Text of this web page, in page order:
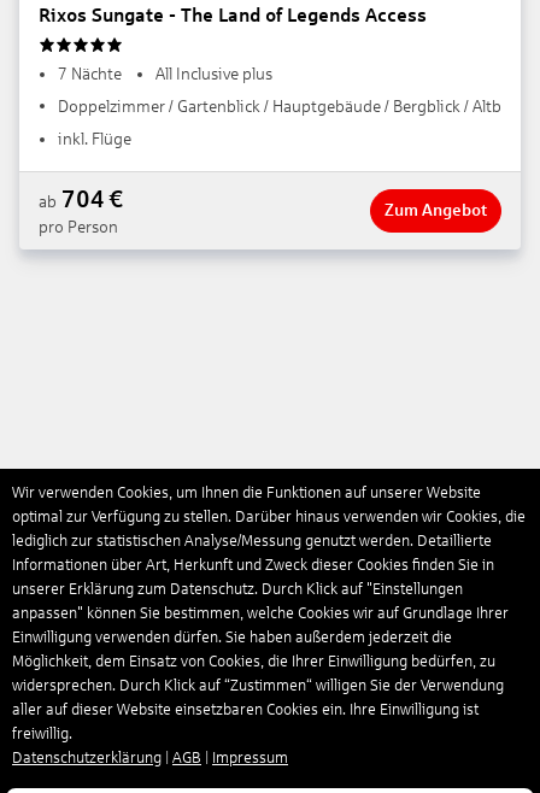
Rixos Sungate - The Land of Legends Access
7 Nächte
All Inclusive plus
Doppelzimmer / Gartenblick / Hauptgebäude / Bergblick / Altbau
inkl. Flüge
ab 704€
pro Person
Zum Angebot
Wir verwenden Cookies, um Ihnen die Funktionen auf unserer Website
optimal zur Verfügung zu stellen. Darüber hinaus verwenden wir Cookies, die
lediglich zur statistischen Analyse/Messung genutzt werden. Detaillierte
Informationen über Art, Herkunft und Zweck dieser Cookies finden Sie in
unserer Erklärung zum Datenschutz. Durch Klick auf "Einstellungen
anpassen" können Sie bestimmen, welche Cookies wir auf Grundlage Ihrer
Einwilligung verwenden dürfen. Sie haben außerdem jederzeit die
Möglichkeit, dem Einsatz von Cookies, die Ihrer Einwilligung bedürfen, zu
widersprechen. Durch Klick auf “Zustimmen“ willigen Sie der Verwendung
aller auf dieser Website einsetzbaren Cookies ein. Ihre Einwilligung ist
freiwillig.
Datenschutzerklärung
AGB Impressum